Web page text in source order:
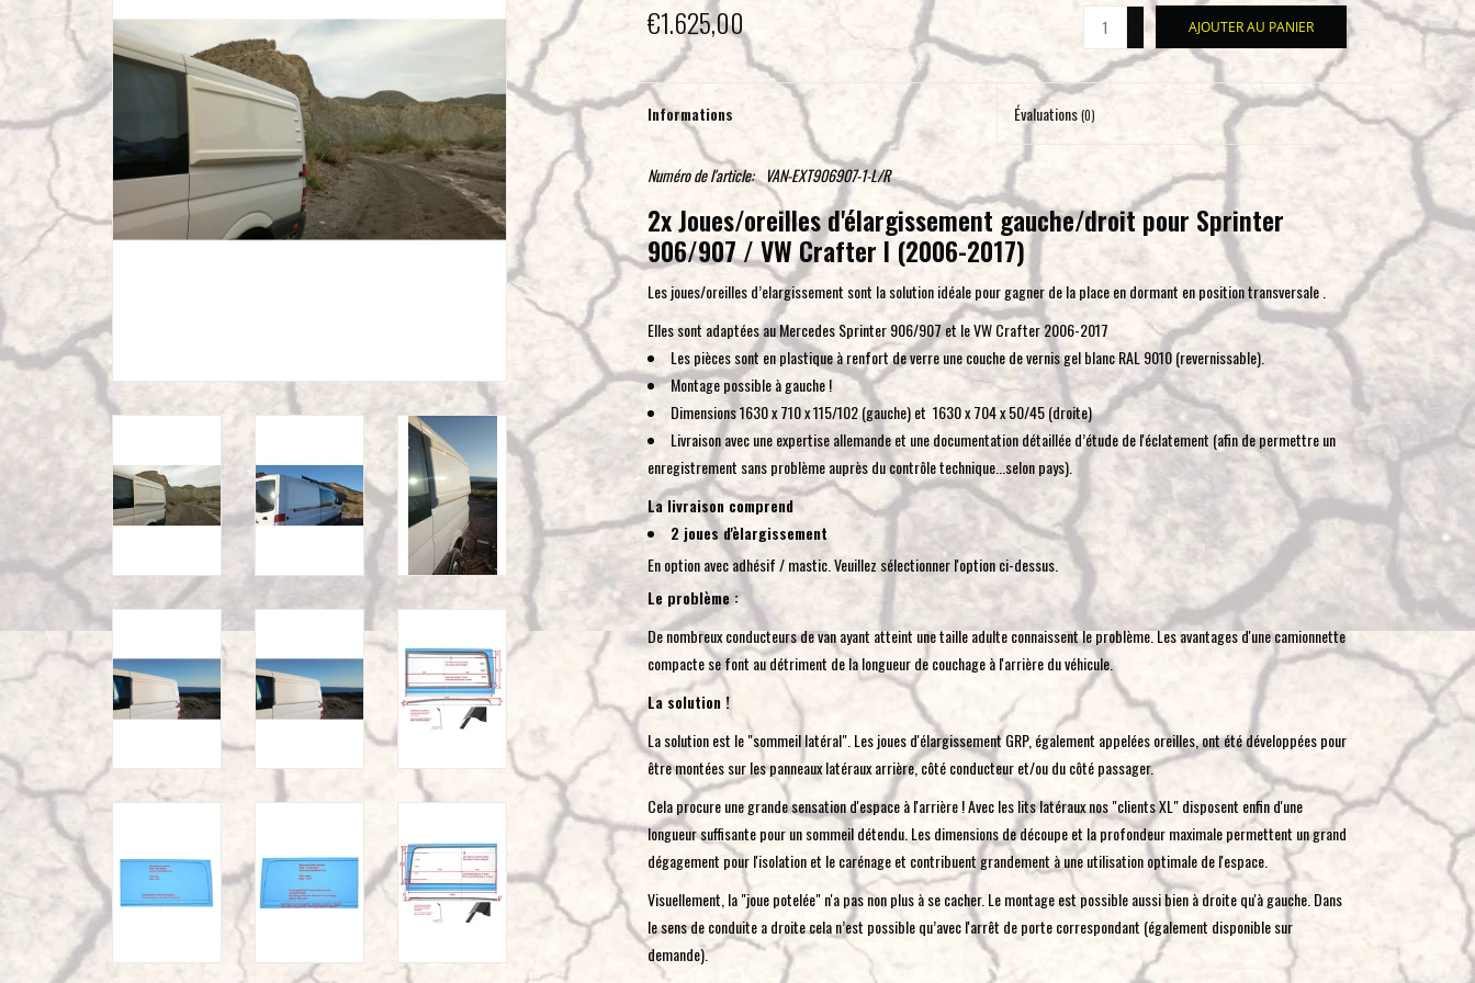
pour
de
recherche
sélectionné.
Les
utilisateurs
d'appareils
tactiles
peuvent
de
gestes
tels
toucher
et
glisser.
€1.625,00 AJOUTER AU PANIER
Informations Évaluations(0)
Numéro de l'article: VAN-EXT906907-1-L/R
2x Joues/oreilles d'élargissement gauche/droit pour Sprinter
906/907 / VW Crafter I (2006-2017)
Les joues/oreilles d’elargissement sont la solution idéale pour gagner de la place en dormant en position transversale .
Elles sont adaptées au Mercedes Sprinter 906/907 et le VW Crafter 2006-2017
Les pièces sont en plastique à renfort de verre une couche de vernis gel blanc RAL 9010 (revernissable).
Montage possible à gauche !
Dimensions1630 x 710 x 115/102 (gauche) et 1630 x 704 x 50/45 (droite)
Livraison avec une expertise allemande et une documentation détaillée d’étude de l'éclatement (afin de permettre un
enregistrement sans problème auprès du contrôle technique...selon pays).
La livraison comprend
2 joues d'èlargissement
En option avec adhésif / mastic. Veuillez sélectionner l'option ci-dessus.
Le problème :
De nombreux conducteurs de van ayant atteint une taille adulte connaissent le problème. Les avantages d'une camionnette
compacte se font au détriment de la longueur de couchage à l'arrière du véhicule.
La solution !
La solution est le "sommeil latéral". Les joues d'élargissement GRP, également appelées oreilles, ont été développées pour
être montées sur les panneaux latéraux arrière, côté conducteur et/ou du côté passager.
Cela procure une grande sensation d'espace à l'arrière ! Avec les lits latéraux nos "clients XL" disposent enfin d'une
longueur suffisante pour un sommeil détendu. Les dimensions de découpe et la profondeur maximale permettent un grand
dégagement pour l'isolation et le carénage et contribuent grandement à une utilisation optimale de l'espace.
Visuellement, la "joue potelée" n'a pas non plus à se cacher. Le montage est possible aussi bien à droite qu'à gauche. Dans
le sens de conduite a droite cela n’est possible qu’avec l'arrêt de porte correspondant (également disponible sur
demande).